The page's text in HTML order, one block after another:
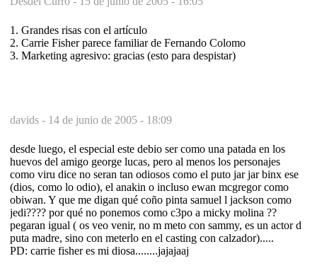
1. Grandes risas con el artículo
2. Carrie Fisher parece familiar de Fernando Colomo
3. Marketing agresivo: gracias (esto para despistar)
davids - 14 de junio de 2005 - 18:09
desde luego, el especial este debio ser como una patada en los
huevos del amigo george lucas, pero al menos los personajes
como viru dice no seran tan odiosos como el puto jar jar binx ese
(dios, como lo odio), el anakin o incluso ewan mcgregor como
obiwan. Y que me digan qué coño pinta samuel l jackson como
jedi???? por qué no ponemos como c3po a micky molina ??
pegaran igual ( os veo venir, no m meto con sammy, es un actor d
puta madre, sino con meterlo en el casting con calzador).....
PD: carrie fisher es mi diosa........jajajaaj